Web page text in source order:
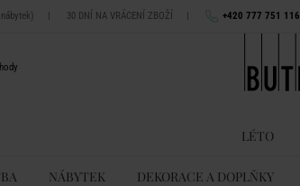
| 30 DNÍ NA VRÁCENÍ ZBOŽÍ | +420 777 751 116
LÉTO
NÁBYTEK DEKORACE A DOPLŇKY